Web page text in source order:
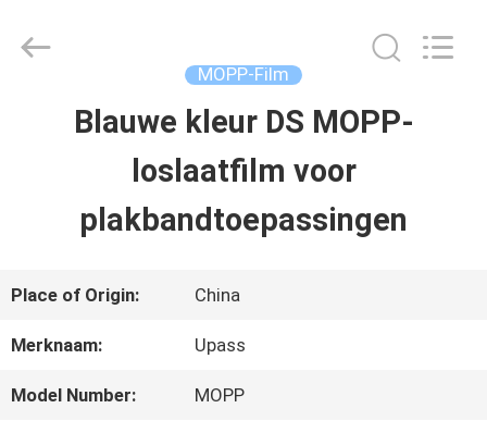
PRODUCTEN
VIDEO'S
Material
MOPP-Film
Blauwe kleur DS MOPP-
loslaatfilm voor
plakbandtoepassingen
Place of Origin: China
Merknaam: Upass
Model Number: MOPP